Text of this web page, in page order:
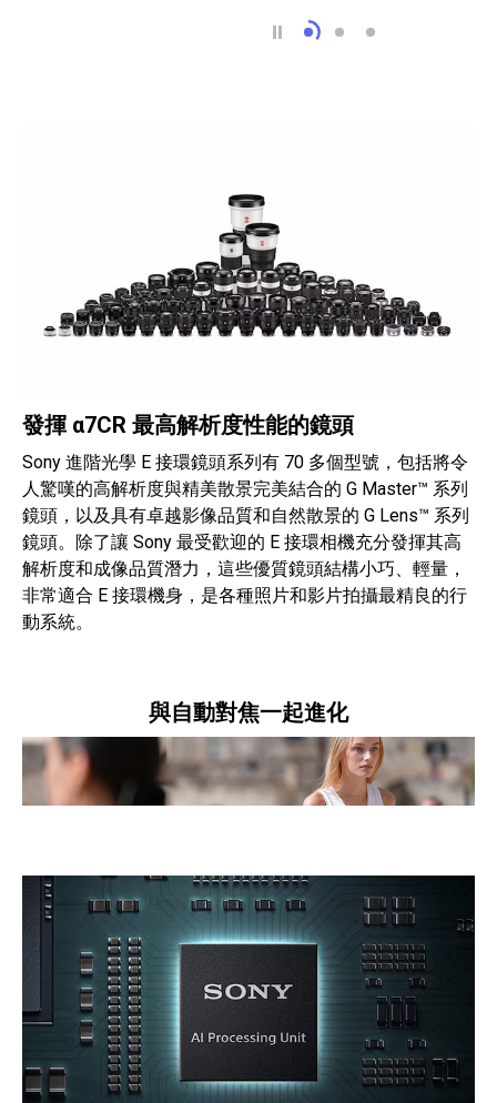
抗閃爍拍攝 8
可自行選擇 RAW
創意外觀帶來
發揮 α7CR 最高解析度性能的鏡頭
Sony 進階光學 E 接環鏡頭系列有 70 多個型號，包括將令
人驚嘆的高解析度與精美散景完美結合的 G Master™ 系列
鏡頭，以及具有卓越影像品質和自然散景的 G Lens™ 系列
鏡頭。除了讓 Sony 最受歡迎的 E 接環相機充分發揮其高
解析度和成像品質潛力，這些優質鏡頭結構小巧、輕量，
非常適合 E 接環機身，是各種照片和影片拍攝最精良的行
動系統。
與自動對焦一起進化